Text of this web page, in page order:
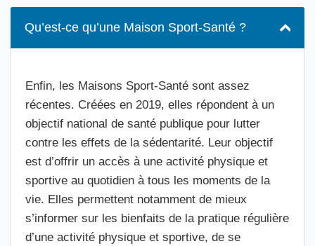
Qu’est-ce qu’une Maison Sport-Santé ?
Enfin, les Maisons Sport-Santé sont assez
récentes. Créées en 2019, elles répondent à un
objectif national de santé publique pour lutter
contre les effets de la sédentarité. Leur objectif
est d’offrir un accès à une activité physique et
sportive au quotidien à tous les moments de la
vie. Elles permettent notamment de mieux
s’informer sur les bienfaits de la pratique régulière
d’une activité physique et sportive, de se